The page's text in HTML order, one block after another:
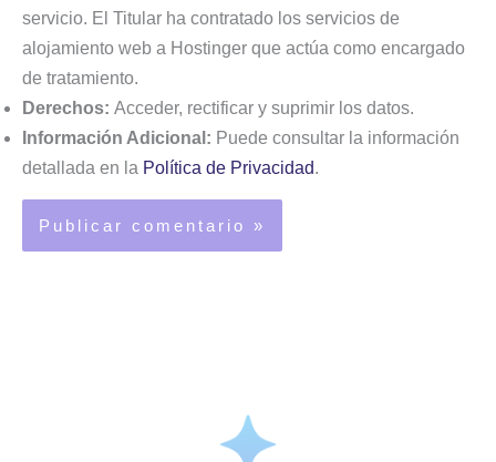
servicio. El Titular ha contratado los servicios de
alojamiento web a Hostinger que actúa como encargado
de tratamiento.
Derechos: Acceder, rectificar y suprimir los datos.
Información Adicional: Puede consultar la información
detallada en la Política de Privacidad.